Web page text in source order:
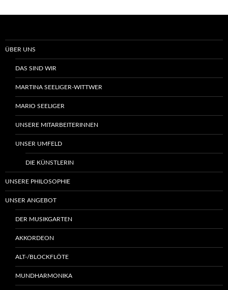
ÜBER UNS
DAS SIND WIR
MARTINA SEELIGER-WITTWER
MARIO SEELIGER
UNSERE MITARBEITERINNEN
UNSER UMFELD
DIE KÜNSTLERIN
UNSERE PHILOSOPHIE
UNSER ANGEBOT
DER MUSIKGARTEN
AKKORDEON
ALT-/BLOCKFLÖTE
MUNDHARMONIKA